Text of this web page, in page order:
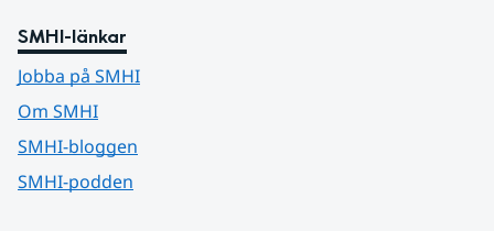
SMHI-länkar
Jobba på SMHI
Om SMHI
SMHI-bloggen
SMHI-podden